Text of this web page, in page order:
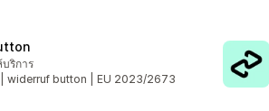
ริการ
widerruf button | EU 2023/2673